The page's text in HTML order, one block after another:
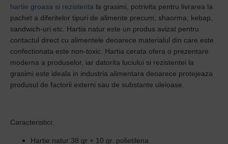
hartie groasa si rezistenta la grasimi, potrivita pentru livrarea la
pachet a diferitelor tipuri de alimente precum, shaorma, kebap,
sandwich-uri etc. Hartia natur este un produs avizat pentru
contactul direct cu alimentele deoarece materialul din care este
confectionata este non-toxic. Hartia cerata ofera o prezentare
moderna a produselor, iar datorita luciului si rezistentei la
grasimi este ideala in industria alimentara deoarece protejeaza
produsul de factorii externi sau de substante uleioase.
Caracteristici:
Hartie natur 38 gr + 10 gr. polietilena